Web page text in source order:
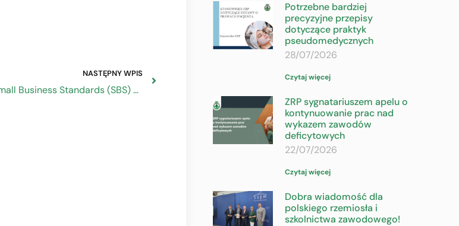
NASTĘPNY WPIS
Konferencja Small Business Standards (SBS) 22 maja 2019 r.
Potrzebne bardziej
precyzyjne przepisy
dotyczące praktyk
pseudomedycznych
28/07/2026
Czytaj więcej
ZRP sygnatariuszem apelu o
kontynuowanie prac nad
wykazem zawodów
deficytowych
22/07/2026
Czytaj więcej
Dobra wiadomość dla
polskiego rzemiosła i
szkolnictwa zawodowego!